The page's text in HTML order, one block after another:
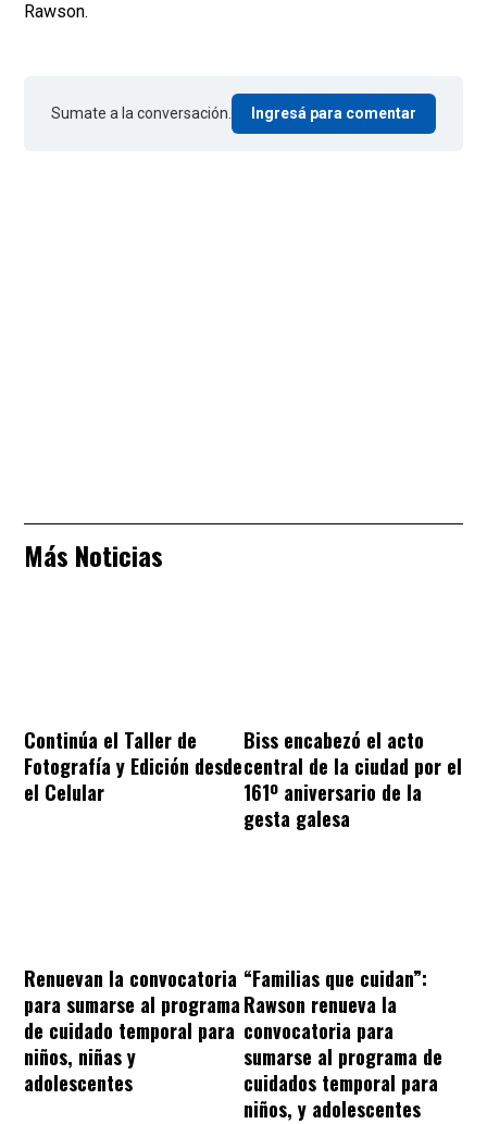
Rawson.
Sumate a la conversación. Ingresá para comentar
Más Noticias
Continúa el Taller de
Fotografía y Edición desde
el Celular
Biss encabezó el acto
central de la ciudad por el
161º aniversario de la
gesta galesa
Renuevan la convocatoria
para sumarse al programa
de cuidado temporal para
niños, niñas y
adolescentes
“Familias que cuidan”:
Rawson renueva la
convocatoria para
sumarse al programa de
cuidados temporal para
niños, y adolescentes